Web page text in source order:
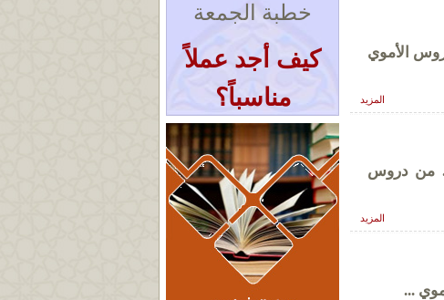
خطبة الجمعة
كيف أجد عملاً
مناسباً؟
« أرشيف الخطب
الأموي
المزيد
.. من دروس
المزيد
...